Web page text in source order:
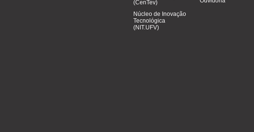
(CenTev)
Núcleo de Inovação
Tecnológica
(NIT.UFV)